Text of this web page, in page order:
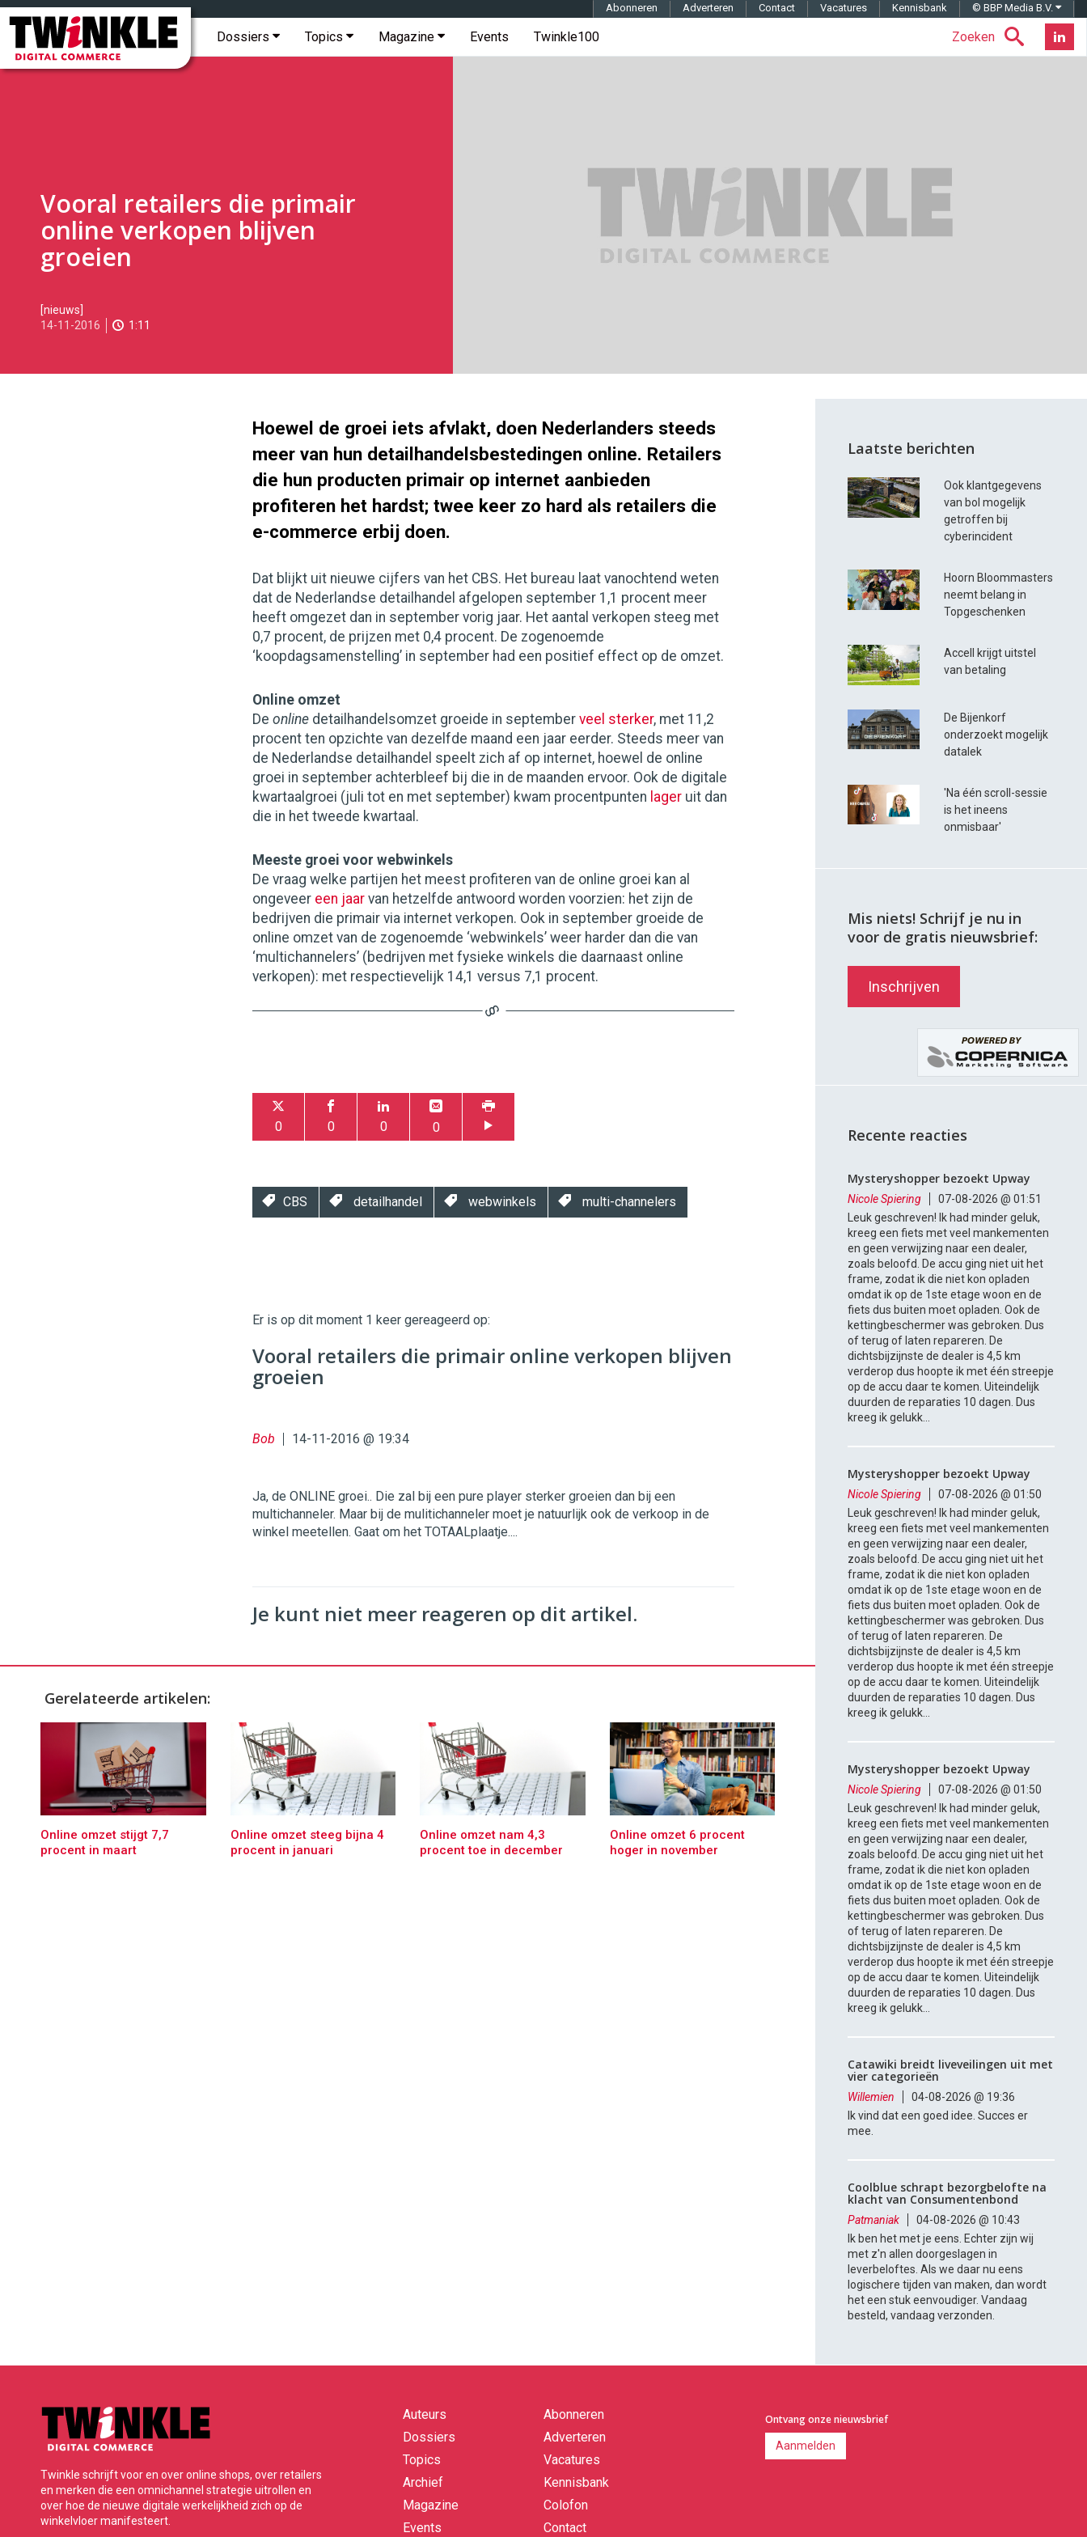
Twinkle
Digital
Commerce
Hoofdmenu Zoeken
Dossiers Topics Magazine Events Twinkle100
Topmenu Abonneren Adverteren Contact Vacatures Kennisbank © BBP Media B.V.
Vooral retailers die primair
online verkopen blijven
groeien
2016-
11-
05-
[nieuws]
14-11-2016
1:11
Hoewel de groei iets afvlakt, doen Nederlanders steeds
meer van hun detailhandelsbestedingen online. Retailers
die hun producten primair op internet aanbieden
profiteren het hardst; twee keer zo hard als retailers die
e-commerce erbij doen.
Dat blijkt uit nieuwe cijfers van het CBS. Het bureau laat vanochtend weten
dat de Nederlandse detailhandel afgelopen september 1,1 procent meer
heeft omgezet dan in september vorig jaar. Het aantal verkopen steeg met
0,7 procent, de prijzen met 0,4 procent. De zogenoemde
‘koopdagsamenstelling’ in september had een positief effect op de omzet.
Online omzet
De online detailhandelsomzet groeide in september veel sterker, met 11,2
procent ten opzichte van dezelfde maand een jaar eerder. Steeds meer van
de Nederlandse detailhandel speelt zich af op internet, hoewel de online
groei in september achterbleef bij die in de maanden ervoor. Ook de digitale
kwartaalgroei (juli tot en met september) kwam procentpunten lager uit dan
die in het tweede kwartaal.
Meeste groei voor webwinkels
De vraag welke partijen het meest profiteren van de online groei kan al
ongeveer een jaar van hetzelfde antwoord worden voorzien: het zijn de
bedrijven die primair via internet verkopen. Ook in september groeide de
online omzet van de zogenoemde ‘webwinkels’ weer harder dan die van
‘multichannelers’ (bedrijven met fysieke winkels die daarnaast online
verkopen): met respectievelijk 14,1 versus 7,1 procent.
0 0 0 0
CBS detailhandel webwinkels multi-channelers
Digital
96 54
Er is op dit moment 1 keer gereageerd op:
Vooral retailers die primair online verkopen blijven
groeien
Bob 14-11-2016 @ 19:34
Ja, de ONLINE groei.. Die zal bij een pure player sterker groeien dan bij een
multichanneler. Maar bij de mulitichanneler moet je natuurlijk ook de verkoop in de
winkel meetellen. Gaat om het TOTAALplaatje....
Je kunt niet meer reageren op dit artikel.
Gerelateerde artikelen:
Online omzet stijgt 7,7
procent in maart
Online omzet steeg bijna 4
procent in januari
Online omzet nam 4,3
procent toe in december
Online omzet 6 procent
hoger in november
Laatste berichten
Ook klantgegevens
van bol mogelijk
getroffen bij
cyberincident
Hoorn Bloommasters
neemt belang in
Topgeschenken
Accell krijgt uitstel
van betaling
De Bijenkorf
onderzoekt mogelijk
datalek
'Na één scroll-sessie
is het ineens
onmisbaar'
Mis niets! Schrijf je nu in
voor de gratis nieuwsbrief:
Inschrijven
Recente reacties
Mysteryshopper bezoekt Upway
Nicole Spiering
07-08-2026 @ 01:51
Leuk geschreven! Ik had minder geluk,
kreeg een fiets met veel mankementen
en geen verwijzing naar een dealer,
zoals beloofd. De accu ging niet uit het
frame, zodat ik die niet kon opladen
omdat ik op de 1ste etage woon en de
fiets dus buiten moet opladen. Ook de
kettingbeschermer was gebroken. Dus
of terug of laten repareren. De
dichtsbijzijnste de dealer is 4,5 km
verderop dus hoopte ik met één streepje
op de accu daar te komen. Uiteindelijk
duurden de reparaties 10 dagen. Dus
kreeg ik gelukk...
Mysteryshopper bezoekt Upway
Nicole Spiering
07-08-2026 @ 01:50
Leuk geschreven! Ik had minder geluk,
kreeg een fiets met veel mankementen
en geen verwijzing naar een dealer,
zoals beloofd. De accu ging niet uit het
frame, zodat ik die niet kon opladen
omdat ik op de 1ste etage woon en de
fiets dus buiten moet opladen. Ook de
kettingbeschermer was gebroken. Dus
of terug of laten repareren. De
dichtsbijzijnste de dealer is 4,5 km
verderop dus hoopte ik met één streepje
op de accu daar te komen. Uiteindelijk
duurden de reparaties 10 dagen. Dus
kreeg ik gelukk...
Mysteryshopper bezoekt Upway
Nicole Spiering
07-08-2026 @ 01:50
Leuk geschreven! Ik had minder geluk,
kreeg een fiets met veel mankementen
en geen verwijzing naar een dealer,
zoals beloofd. De accu ging niet uit het
frame, zodat ik die niet kon opladen
omdat ik op de 1ste etage woon en de
fiets dus buiten moet opladen. Ook de
kettingbeschermer was gebroken. Dus
of terug of laten repareren. De
dichtsbijzijnste de dealer is 4,5 km
verderop dus hoopte ik met één streepje
op de accu daar te komen. Uiteindelijk
duurden de reparaties 10 dagen. Dus
kreeg ik gelukk...
Catawiki breidt liveveilingen uit met
vier categorieën
Willemien
04-08-2026 @ 19:36
Ik vind dat een goed idee. Succes er
mee.
Coolblue schrapt bezorgbelofte na
klacht van Consumentenbond
Patmaniak
04-08-2026 @ 10:43
Ik ben het met je eens. Echter zijn wij
met z'n allen doorgeslagen in
leverbeloftes. Als we daar nu eens
logischere tijden van maken, dan wordt
het een stuk eenvoudiger. Vandaag
besteld, vandaag verzonden.
Twinkle schrijft voor en over online shops, over retailers
en merken die een omnichannel strategie uitrollen en
over hoe de nieuwe digitale werkelijkheid zich op de
winkelvloer manifesteert.
Quick
links
Auteurs
Dossiers
Topics
Archief
Magazine
Events
Abonneren
Adverteren
Vacatures
Kennisbank
Colofon
Contact
Ontvang onze nieuwsbrief
Aanmelden